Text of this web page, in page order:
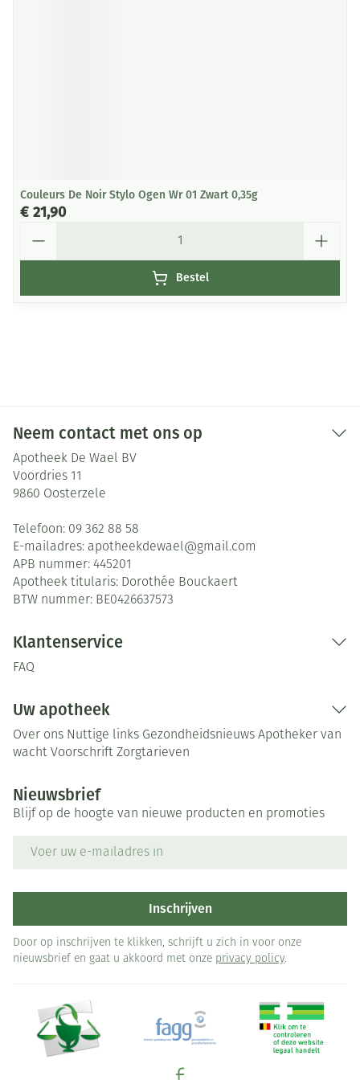
Couleurs De Noir Stylo Ogen Wr 01 Zwart 0,35g
€ 21,90
Bestel
Neem contact met ons op
Apotheek De Wael BV
Voordries 11
9860 Oosterzele
Telefoon: 09 362 88 58
E-mailadres: apotheekdewael@gmail.com
APB nummer: 445201
Apotheek titularis: Dorothée Bouckaert
BTW nummer: BE0426637573
Klantenservice
FAQ
Uw apotheek
Over ons Nuttige links Gezondheidsnieuws Apotheker van
wacht Voorschrift Zorgtarieven
Nieuwsbrief
Blijf op de hoogte van nieuwe producten en promoties
Inschrijven
Door op inschrijven te klikken, schrijft u zich in voor onze
nieuwsbrief en gaat u akkoord met onze privacy policy.